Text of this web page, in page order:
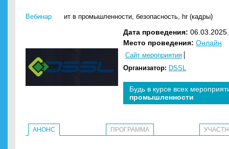
Вебинар ит в промышленности, безопасность, hr (кадры)
Дата проведения:
Место проведения: Онлайн
Сайт мероприятия
Организатор: DSSL
Будь в курсе всех
промышленности
АНОНС ПРОГРАММА